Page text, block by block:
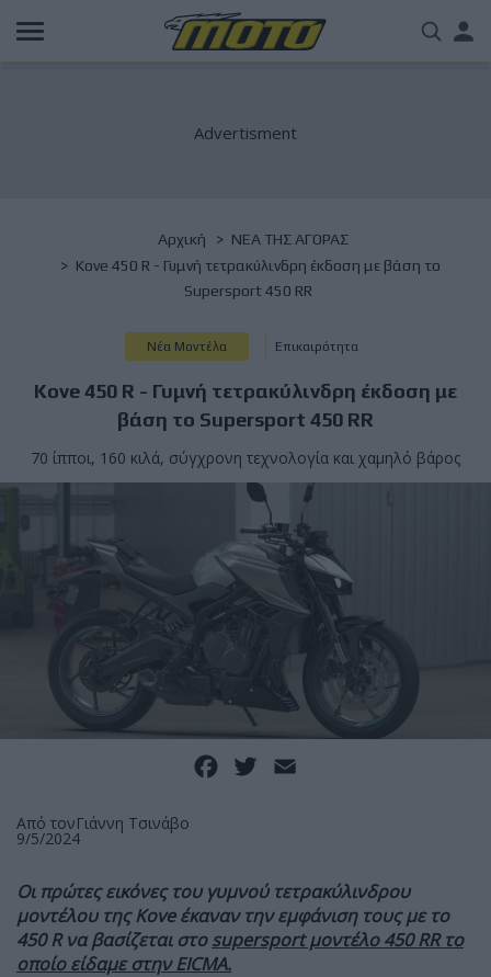
Παράκαμψη
προς
Breadcrumb
Αρχική
NΕΑ ΤΗΣ ΑΓΟΡΑΣ
Kove 450 R - Γυμνή τετρακύλινδρη έκδοση με βάση το
Supersport 450 RR
Νέα Μοντέλα Επικαιρότητα
Kove 450 R - Γυμνή τετρακύλινδρη έκδοση με
βάση το Supersport 450 RR
70 ίπποι, 160 κιλά, σύγχρονη τεχνολογία και χαμηλό βάρος
Facebook
Twitter
Από τονΓιάννη Τσινάβο
9/5/2024
Οι πρώτες εικόνες του γυμνού τετρακύλινδρου
μοντέλου της Kove έκαναν την εμφάνιση τους με το
450 R να βασίζεται στοsupersport μοντέλο 450 RR το
οποίο είδαμε στην EICMA.